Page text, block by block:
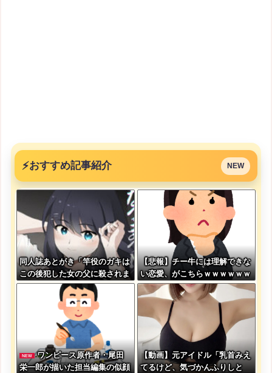
⚡おすすめ記事紹介 NEW
同人誌あとがき「竿役のガキは
この後犯した女の父に殺されま
す」
【悲報】チー牛には理解できな
い恋愛、がこちらｗｗｗｗｗｗ
ｗｗｗｗｗｗｗｗｗｗｗｗｗｗ
ｗ
NEW
ワンピース原作者・尾田
栄一郎が描いた担当編集の似顔
【動画】元アイドル「乳首みえ
てるけど、気づかんふりしと